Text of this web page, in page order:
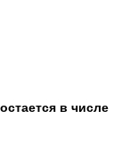
в числе